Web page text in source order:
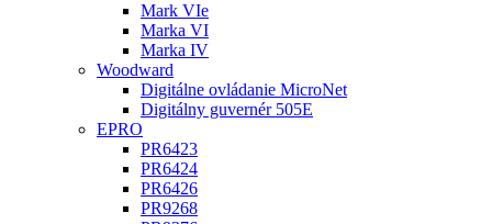
Mark VIe
Marka VI
Marka IV
Woodward
Digitálne ovládanie MicroNet
Digitálny guvernér 505E
EPRO
PR6423
PR6424
PR6426
PR9268